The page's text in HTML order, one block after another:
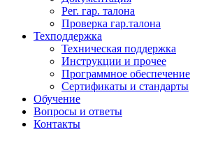
Рег. гар. талона
Проверка гар.талона
Техподдержка
Техническая поддержка
Инструкции и прочее
Программное обеспечение
Сертификаты и стандарты
Обучение
Вопросы и ответы
Контакты